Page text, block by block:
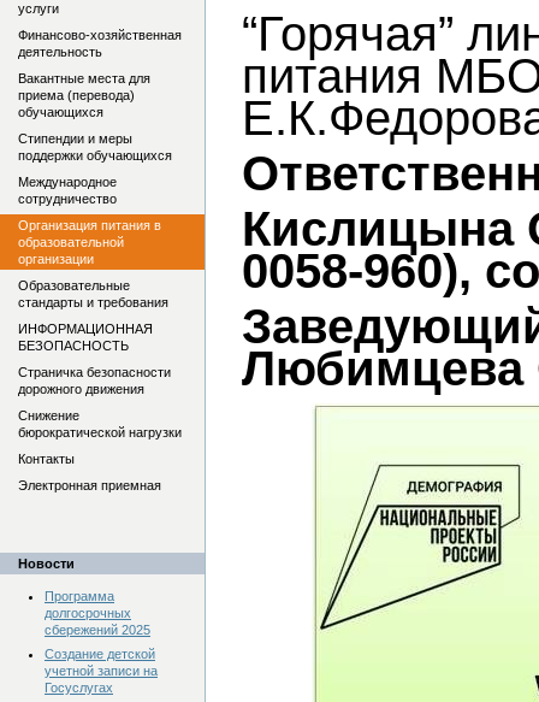
“Горячая”
питания
Кислицына
0058-960),
Любимцева
услуги
Финансово-хозяйственная
деятельность
Вакантные места для
приема (перевода)
обучающихся
Стипендии и меры
поддержки обучающихся
Международное
сотрудничество
Организация питания в
образовательной
организации
Образовательные
стандарты и требования
ИНФОРМАЦИОННАЯ
БЕЗОПАСНОСТЬ
Страничка безопасности
дорожного движения
Снижение
бюрократической нагрузки
Контакты
Электронная приемная
Новости
Программа
долгосрочных
сбережений 2025
Создание детской
учетной записи на
Госуслугах